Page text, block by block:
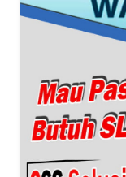
WN
KEPRI